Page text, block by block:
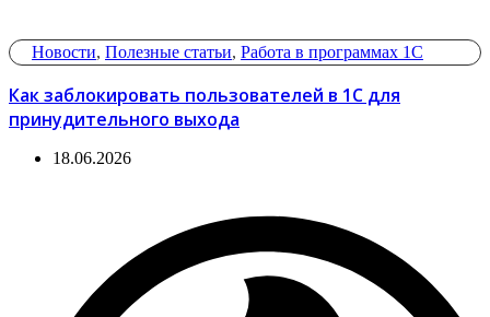
Новости, Полезные статьи, Работа в программах 1С
Как заблокировать пользователей в 1С для
принудительного выхода
18.06.2026